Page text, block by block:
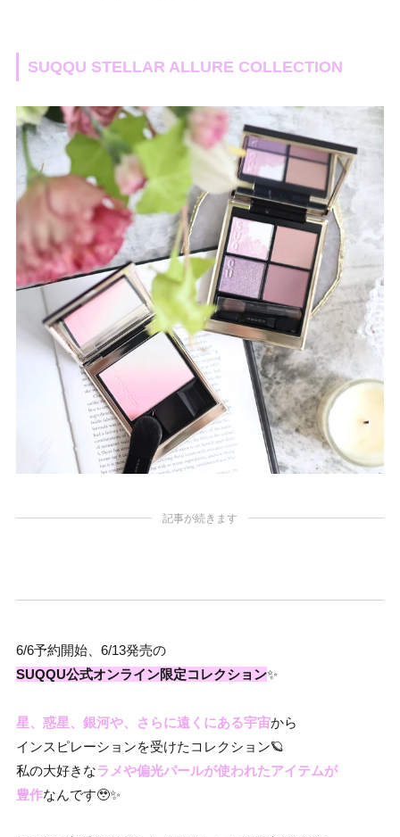
SUQQU STELLAR ALLURE COLLECTION
記事が続きます
6/6予約開始、6/13発売の
SUQQU公式オンライン限定コレクション✨
星、惑星、銀河や、さらに遠くにある宇宙から
インスピレーションを受けたコレクション🪐
私の大好きなラメや偏光パールが使われたアイテムが
豊作なんです🥹✨